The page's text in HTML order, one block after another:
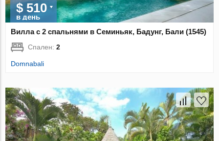
$ 510
в день
Вилла с 2 спальнями в Семиньяк, Бадунг, Бали (1545)
Спален:2
Domnabali